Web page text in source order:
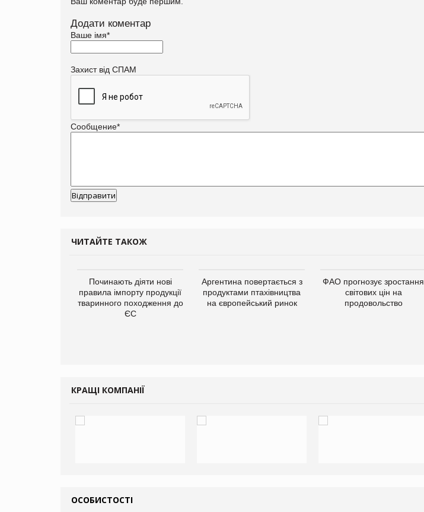
Додати коментар
Ваше імя*
Захист від СПАМ
Сообщение*
ЧИТАЙТЕ ТАКОЖ
Починають діяти нові
правила імпорту продукції
тваринного походження до
ЄС
Аргентина повертається з
продуктами птахівництва
на європейський ринок
ФАО прогнозує зростання
світових цін на
продовольство
КРАЩІ КОМПАНІЇ
ОСОБИСТОСТІ